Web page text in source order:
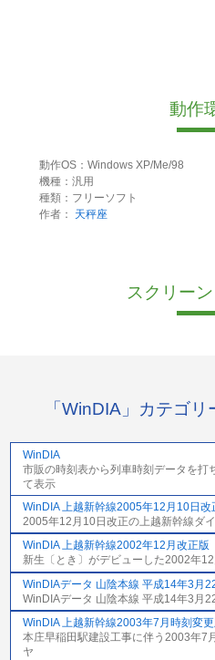
動作
動作OS：Windows XP/Me/98
機種：汎用
種類：フリーソフト
作者：
天秤座
スクリー
「WinDIA」カテゴ
WinDIA
市販の時刻表から列車時刻データを打
て表示
WinDIA 上越新幹線2005年12月10日改
2005年12月10日改正の上越新幹線ダ
WinDIA 上越新幹線2002年12月改正版
新生〔とき〕がデビューした2002年
WinDIAデータ 山陰本線 平成14年3月
WinDIAデータ 山陰本線 平成14年3月
WinDIA 上越新幹線2003年7月時刻変
本庄早稲田駅建設工事に伴う2003年7
ヤ